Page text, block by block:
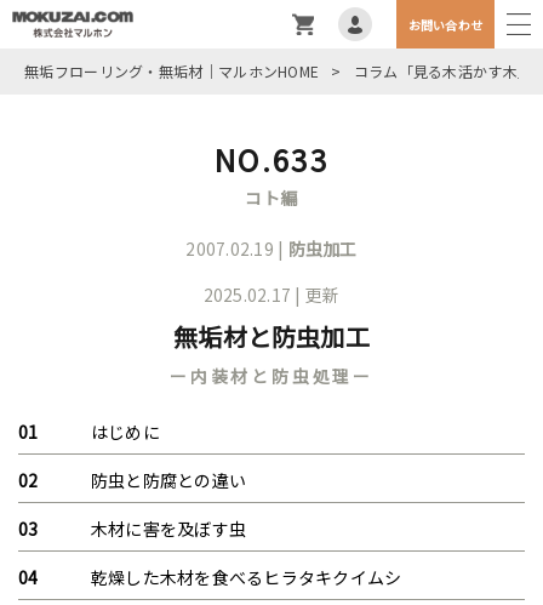
お問い合わせ
無垢フローリング・無垢材｜マルホンHOME > コラム「見る木活かす木」
NO.633
コト編
2007.02.19 | 防虫加工
2025.02.17 | 更新
無垢材と防虫加工
ー内装材と防虫処理ー
はじめに
防虫と防腐との違い
木材に害を及ぼす虫
乾燥した木材を食べるヒラタキクイムシ